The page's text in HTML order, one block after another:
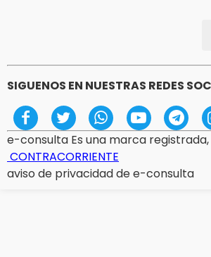
SIGUENOS EN NUESTRAS REDES
e-consulta Es una marca
CONTRACORRIENTE
aviso de privacidad de e-consulta